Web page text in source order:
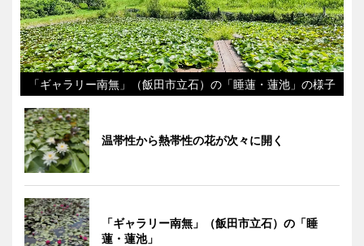
「ギャラリー南無」（飯田市立石）の「睡蓮・蓮池」の様子
温帯性から熱帯性の花が次々に開く
「ギャラリー南無」（飯田市立石）の「睡
蓮・蓮池」